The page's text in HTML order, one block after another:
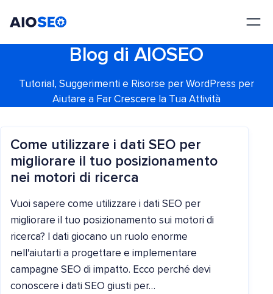
Blog di AIOSEO
Tutorial, Suggerimenti e Risorse per WordPress per
Aiutare a Far Crescere la Tua Attività
Come utilizzare i dati SEO per
migliorare il tuo posizionamento
nei motori di ricerca
Vuoi sapere come utilizzare i dati SEO per
migliorare il tuo posizionamento sui motori di
ricerca? I dati giocano un ruolo enorme
nell'aiutarti a progettare e implementare
campagne SEO di impatto. Ecco perché devi
conoscere i dati SEO giusti per…